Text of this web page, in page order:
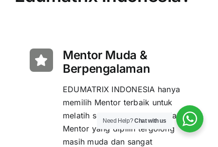
Mentor Muda &
Berpengalaman
EDUMATRIX INDONESIA hanya
memilih Mentor terbaik untuk
melatih setiap Siswanya. Setiap
Mentor yang dipilih tergolong
masih muda dan sangat
Need Help?Chat with us